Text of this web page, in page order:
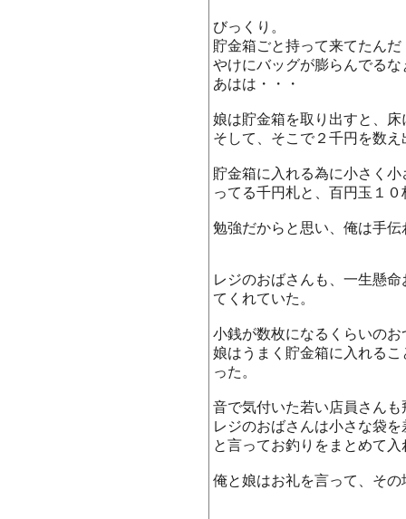
びっくり。
貯金箱ごと持って来てたんだ
やけにバッグが膨らんでる
あはは・・・
娘は貯金箱を取り出すと、
そして、そこで２千円を数え
貯金箱に入れる為に小さく
ってる千円札と、百円玉１
勉強だからと思い、俺は手伝
レジのおばさんも、一生懸
てくれていた。
小銭が数枚になるくらいの
娘はうまく貯金箱に入れる
った。
音で気付いた若い店員さん
レジのおばさんは小さな袋
と言ってお釣りをまとめて
俺と娘はお礼を言って、そ